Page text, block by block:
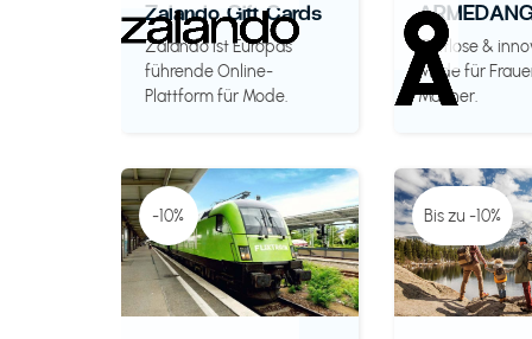
Zalando Gift Cards
Zalando ist Europas
führende Online-
Plattform für Mode.
Zeitlose &
Mode für
Männer.
-10% Bis zu -10%